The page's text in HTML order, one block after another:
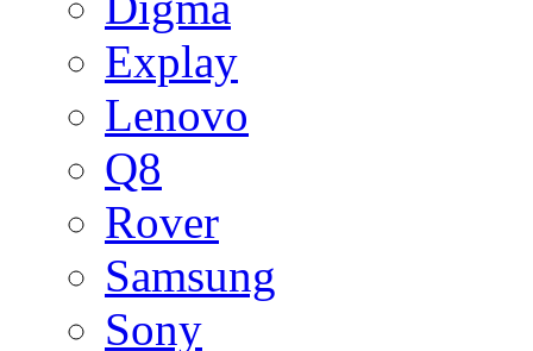
Explay
Lenovo
Q8
Rover
Samsung
Sony